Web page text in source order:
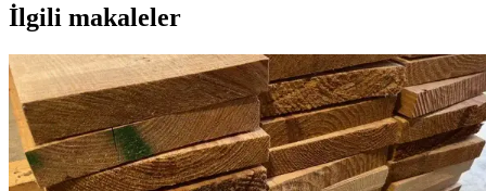
İlgili makaleler